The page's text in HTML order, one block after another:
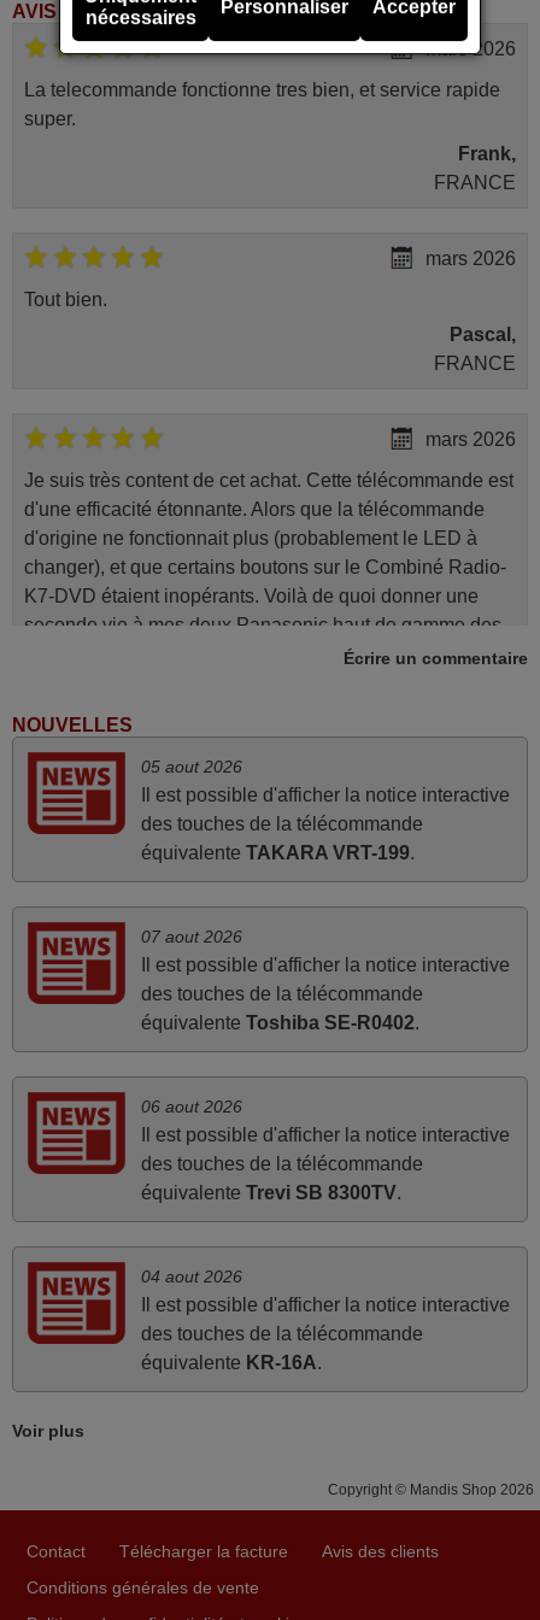
AVIS DES CLIENTS
mars 2026
La telecommande fonctionne tres bien, et service rapide
super.
Frank,
FRANCE
mars 2026
Tout bien.
Pascal,
FRANCE
mars 2026
Je suis très content de cet achat. Cette télécommande est
d'une efficacité étonnante. Alors que la télécommande
d'origine ne fonctionnait plus (probablement le LED à
changer), et que certains boutons sur le Combiné Radio-
K7-DVD étaient inopérants. Voilà de quoi donner une
seconde vie à mes deux Panasonic haut de gamme des
avril 2026
Ravie de voir que ma commande effectuée a 13h30est
deja traitée et expédiée Je vous en remercie d’avance et
FRANCE
Parfait.. je recommande..!
FRANCE
Concerne la télécommande de remplacement pour le
vidéo projecteur Wimius P20. Un avis provisoire avait été
émis car le délai de 24h était dépassé, néanmoins j'ai
reçu la télécommande au cours du 3ème jour ouvré,
compatible avec mon besoin. Concernant la
fonctionnalité de la télécommande, le produit tient sa
promesse. Le document permet de connaître facilement
directement utilisable moyennant l'insertion des 2 piles
fournies.
Écrire un commentaire
NOUVELLES
05 aout 2026
Il est possible d'afficher la notice interactive
des touches de la télécommande
équivalente TAKARA VRT-199.
07 aout 2026
Il est possible d'afficher la notice interactive
des touches de la télécommande
équivalente Toshiba SE-R0402.
06 aout 2026
Il est possible d'afficher la notice interactive
des touches de la télécommande
équivalente Trevi SB 8300TV.
04 aout 2026
Il est possible d'afficher la notice interactive
des touches de la télécommande
équivalente KR-16A.
Voir plus
Copyright © Mandis Shop 2026
Contact Télécharger la facture
Avis des clients
Conditions générales de vente
nécessaires
Personnaliser Accepter